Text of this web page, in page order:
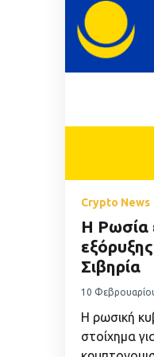
Crypto News
Η Ρωσία
Σιβηρία
10
Η ρωσική
στοίχημα